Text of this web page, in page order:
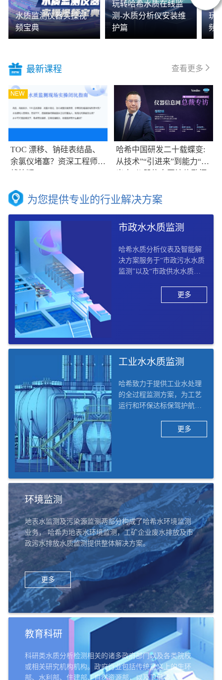
水质监测仪器实操视
频宝典
玩转哈希水质在线监
测-水质分析仪安装维
护篇
玩
频-
最新课程 查看更多
TOC 漂移、钠硅表结晶、
余氯仪堵塞？资深工程师在
哈希中国研发二十载蝶变:
从技术”“引进来”到能力“走
中华区副总裁总经理秦晓培
为您提供专业的行业解决方案
市政水水质监测
哈希水质分析仪表及智能解
决方案服务于“市政污水水质
监测”以及“市政供水水质监
水质监测“从源头到龙头”以
及市政污水水质监测“收集 –
更多
工业水水质监测
哈希致力于提供工业水处理
的全过程监测方案，为工艺
运行和环保达标保驾护航。
3个二级子行业，42个三级子
行业，例如化工、电力、矿
方案覆盖六大应用场景：除
盐水/脱盐水、凝结水回用、
汽水循环、循环冷却水、污
水处理及排口、实验室。
更多
环境监测
地表水监测及污染源监测两部分构成了哈希水环境监测
业务， 哈希为地表水环境监测，工矿企业废水排放及市
政污水排放水质监测提供整体解决方案。
更多
教育科研
科研类水质分析检测相关的诸多政府部门以及各类院校
或相关研究机构机构。政府行业包括传统意义上的生环
部、水利部、住建部、自然资源部，以及卫健委、农业